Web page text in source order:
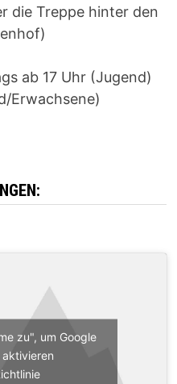
die Treppe hinter den
ab 17 Uhr (Jugend)
Erwachsene)
zu", um Google